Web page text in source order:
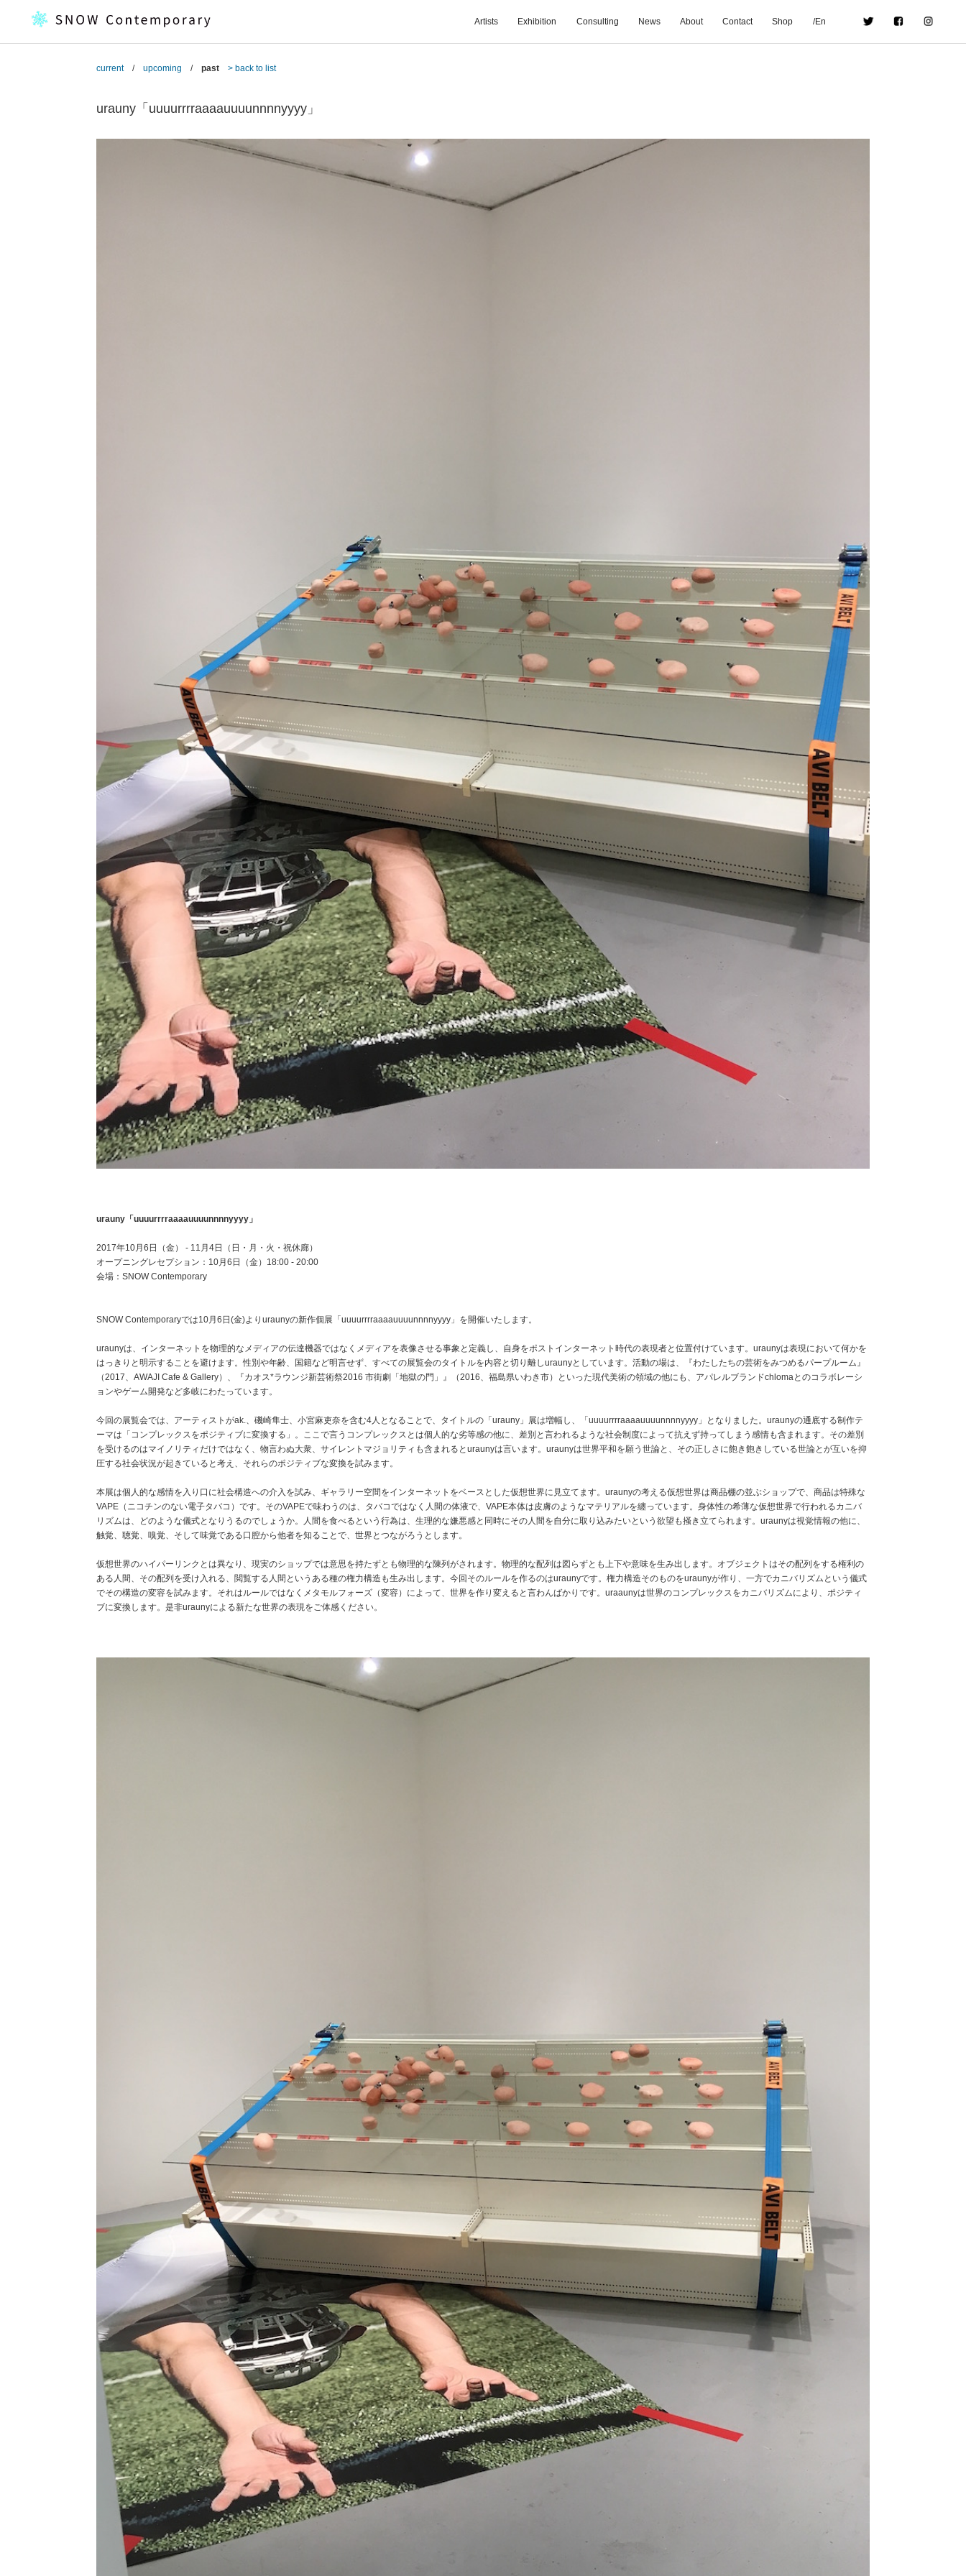
Artists Exhibition Consulting News About Contact Shop /En
current/upcoming /past > back to list
urauny「uuuurrrraaaauuuunnnnyyyy」
urauny「uuuurrrraaaauuuunnnnyyyy」
2017年10月6日（金） - 11月4日（日・月・火・祝休廊）
オープニングレセプション：10月6日（金）18:00 - 20:00
会場：SNOW Contemporary
SNOW Contemporaryでは10月6日(金)よりuraunyの新作個展「uuuurrrraaaauuuunnnnyyyy」を開催いたします。
uraunyは、インターネットを物理的なメディアの伝達機器ではなくメディアを表像させる事象と定義し、自身をポストインターネット時代の表現者と位置付けています。uraunyは表現において何かを
はっきりと明示することを避けます。性別や年齢、国籍など明言せず、すべての展覧会のタイトルを内容と切り離しuraunyとしています。活動の場は、『わたしたちの芸術をみつめるパープルーム』
（2017、AWAJI Cafe & Gallery）、『カオス*ラウンジ新芸術祭2016 市街劇「地獄の門」』（2016、福島県いわき市）といった現代美術の領域の他にも、アパレルブランドchlomaとのコラボレーシ
ョンやゲーム開発など多岐にわたっています。
今回の展覧会では、アーティストがak.、磯崎隼士、小宮麻吏奈を含む4人となることで、タイトルの「urauny」展は増幅し、「uuuurrrraaaauuuunnnnyyyy」となりました。uraunyの通底する制作テ
ーマは「コンプレックスをポジティブに変換する」。ここで言うコンプレックスとは個人的な劣等感の他に、差別と言われるような社会制度によって抗えず持ってしまう感情も含まれます。その差別
を受けるのはマイノリティだけではなく、物言わぬ大衆、サイレントマジョリティも含まれるとuraunyは言います。uraunyは世界平和を願う世論と、その正しさに飽き飽きしている世論とが互いを抑
圧する社会状況が起きていると考え、それらのポジティブな変換を試みます。
本展は個人的な感情を入り口に社会構造への介入を試み、ギャラリー空間をインターネットをベースとした仮想世界に見立てます。uraunyの考える仮想世界は商品棚の並ぶショップで、商品は特殊な
VAPE（ニコチンのない電子タバコ）です。そのVAPEで味わうのは、タバコではなく人間の体液で、VAPE本体は皮膚のようなマテリアルを纏っています。身体性の希薄な仮想世界で行われるカニバ
リズムは、どのような儀式となりうるのでしょうか。人間を食べるという行為は、生理的な嫌悪感と同時にその人間を自分に取り込みたいという欲望も掻き立てられます。uraunyは視覚情報の他に、
触覚、聴覚、嗅覚、そして味覚である口腔から他者を知ることで、世界とつながろうとします。
仮想世界のハイパーリンクとは異なり、現実のショップでは意思を持たずとも物理的な陳列がされます。物理的な配列は図らずとも上下や意味を生み出します。オブジェクトはその配列をする権利の
ある人間、その配列を受け入れる、閲覧する人間というある種の権力構造も生み出します。今回そのルールを作るのはuraunyです。権力構造そのものをuraunyが作り、一方でカニバリズムという儀式
でその構造の変容を試みます。それはルールではなくメタモルフォーズ（変容）によって、世界を作り変えると言わんばかりです。uraaunyは世界のコンプレックスをカニバリズムにより、ポジティ
ブに変換します。是非uraunyによる新たな世界の表現をご体感ください。